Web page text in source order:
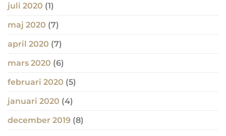
juli 2020 (1)
maj 2020 (7)
april 2020 (7)
mars 2020 (6)
februari 2020 (5)
januari 2020 (4)
december 2019 (8)